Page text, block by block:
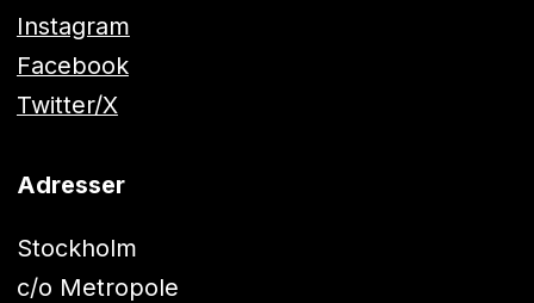
Instagram
Facebook
Twitter/X
Adresser
Stockholm
c/o Metropole